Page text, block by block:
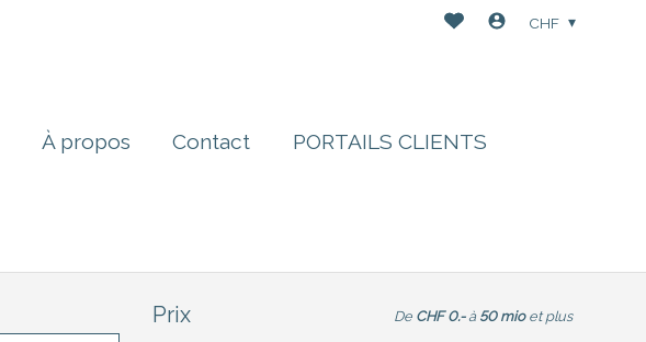
À propos Contact PORTAILS CLIENTS
CHF
Prix De CHF 0.- à 50 mio et plus